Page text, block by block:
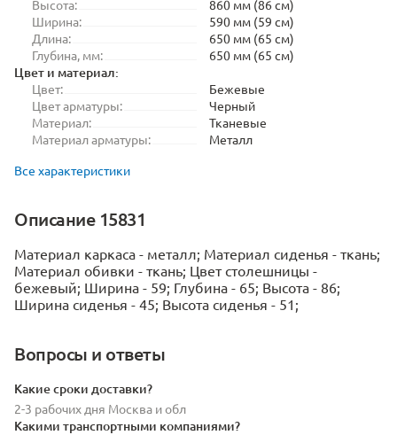
Высота:
860 мм (86 см)
Ширина:
590 мм (59 см)
Длина:
650 мм (65 см)
Глубина, мм:
650 мм (65 см)
Цвет и материал:
Цвет:
Бежевые
Цвет арматуры:
Черный
Материал:
Тканевые
Материал арматуры:
Металл
Все характеристики
Описание 15831
Материал каркаса - металл; Материал сиденья - ткань;
Материал обивки - ткань; Цвет столешницы -
бежевый; Ширина - 59; Глубина - 65; Высота - 86;
Ширина сиденья - 45; Высота сиденья - 51;
Вопросы и ответы
Какие сроки доставки?
2-3 рабочих дня Москва и обл
Какими транспортными компаниями?